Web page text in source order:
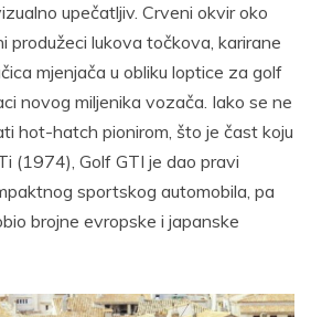
upečatljiv. Crveni okvir oko
produžeci lukova točkova, karirane
mjenjača u obliku loptice za golf
novog miljenika vozača. Iako se ne
hot-hatch pionirom, što je čast koju
(1974), Golf GTI je dao pravi
sportskog automobila, pa
brojne evropske i japanske